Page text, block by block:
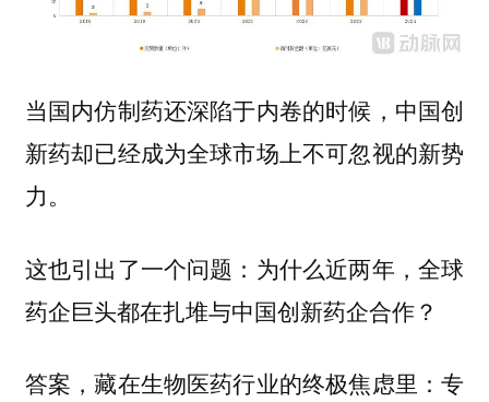
当国内仿制药还深陷于内卷的时候，中国创
新药却已经成为全球市场上不可忽视的新势
力。
这也引出了一个问题：为什么近两年，全球
药企巨头都在扎堆与中国创新药企合作？
答案，藏在生物医药行业的终极焦虑里：专